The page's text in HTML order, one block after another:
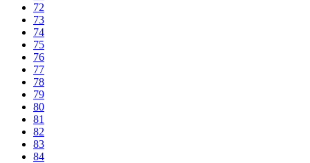
72
73
74
75
76
77
78
79
80
81
82
83
84